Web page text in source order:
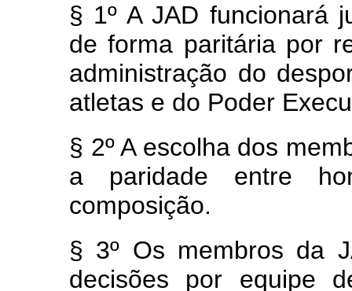
§ 1º A JAD funcionará
de forma paritária por
administração do
atletas e do Poder
§ 2ºA escolha dos
a paridade entre
composição.
§ 3º Os membros da
decisões por equipe